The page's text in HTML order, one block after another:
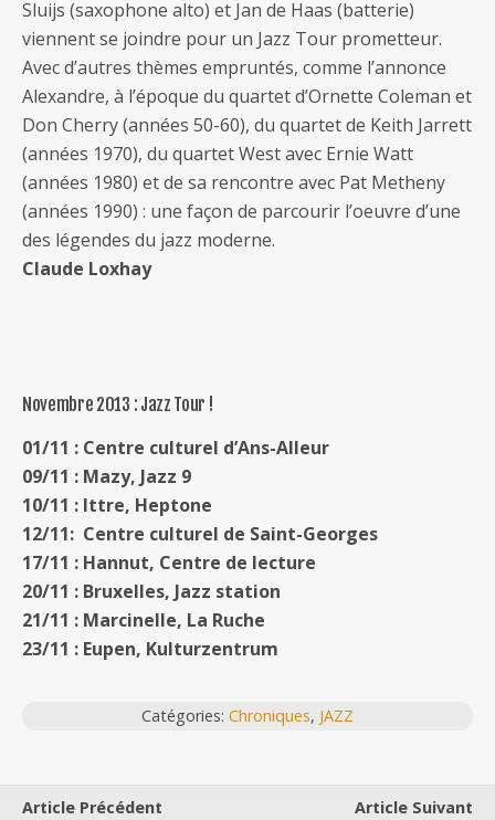
Sluijs (saxophone alto) et Jan de Haas (batterie)
viennent se joindre pour un Jazz Tour prometteur.
Avec d’autres thèmes empruntés, comme l’annonce
Alexandre, à l’époque du quartet d’Ornette Coleman et
Don Cherry (années 50-60), du quartet de Keith Jarrett
(années 1970), du quartet West avec Ernie Watt
(années 1980) et de sa rencontre avec Pat Metheny
(années 1990) : une façon de parcourir l’oeuvre d’une
des légendes du jazz moderne.
Claude Loxhay
Novembre 2013 : Jazz Tour !
01/11 : Centre culturel d’Ans-Alleur
09/11 : Mazy, Jazz 9
10/11 : Ittre, Heptone
12/11: Centre culturel de Saint-Georges
17/11 : Hannut, Centre de lecture
20/11 : Bruxelles, Jazz station
21/11 : Marcinelle, La Ruche
23/11 : Eupen, Kulturzentrum
Catégories: Chroniques, JAZZ
Article Précédent Article Suivant